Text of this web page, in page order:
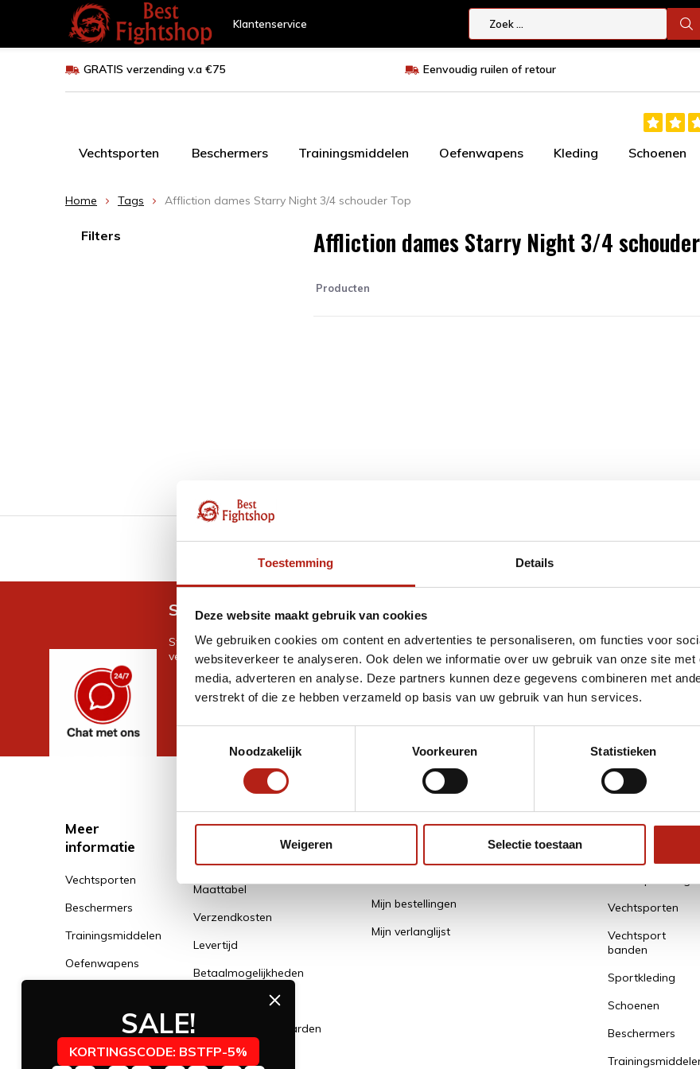
Toestemming Details
Deze website maakt gebruik van cookies
We gebruiken cookies om content en advertenties te personaliseren, om functies voor
websiteverkeer te analyseren. Ook delen we informatie over uw gebruik van onze site
media, adverteren en analyse. Deze partners kunnen deze gegevens combineren met
verstrekt of die ze hebben verzameld op basis van uw gebruik van hun services.
Noodzakelijk
Voorkeuren Statistieken
Weigeren Selectie toestaan
Klantenservice
GRATIS verzending v.a €75 Eenvoudig ruilen of retour
Vechtsporten Beschermers Trainingsmiddelen Oefenwapens Kleding Schoenen
Home Tags Affliction dames Starry Night 3/4 schouder Top
Filters Affliction dames Starry Night 3/4
Producten
Snel antwoord op je vraag?
Stel je vraag in de chat, en we helpen je graag
verder. 24/7
Meer
informatie
Vechtsporten
Beschermers
Trainingsmiddelen
Oefenwapens
Banden
Klantenservice
Klantenservice
Maattabel
Verzendkosten
Levertijd
Betaalmogelijkheden
Klachtenservice
Algemene voorwaarden
Privacy Policy
Mijn account
Een account aanmaken / gegevens
Mijn bestellingen
Mijn verlanglijst
Alle
Vechtsporten
Vechtsport
banden
Sportkleding
Schoenen
Beschermers
SALE!
KORTINGSCODE: BSTFP-5%